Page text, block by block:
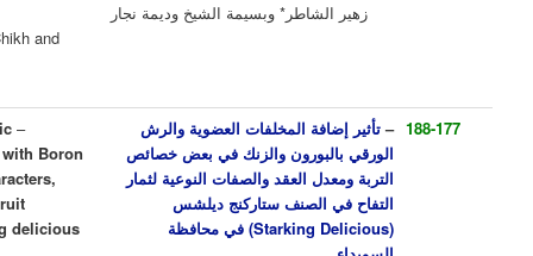
وبسيمة الشيخ وديمة نجار
Zuheir Shater*, Bassima Al Chikh and
المخلفات العضوية والرش
والزنك في بعض خصائص
العقد والصفات النوعية لثمار
الصنف ستاركنج ديلشس
) في محافظة
–
The Effect of Adding Organic
Residues, and Foliar Spray with Boron
and Zinc on Some Soil Characters,
Fruitlets Ratio, and Some Fruit
Qualitative Traits in Starking delicious